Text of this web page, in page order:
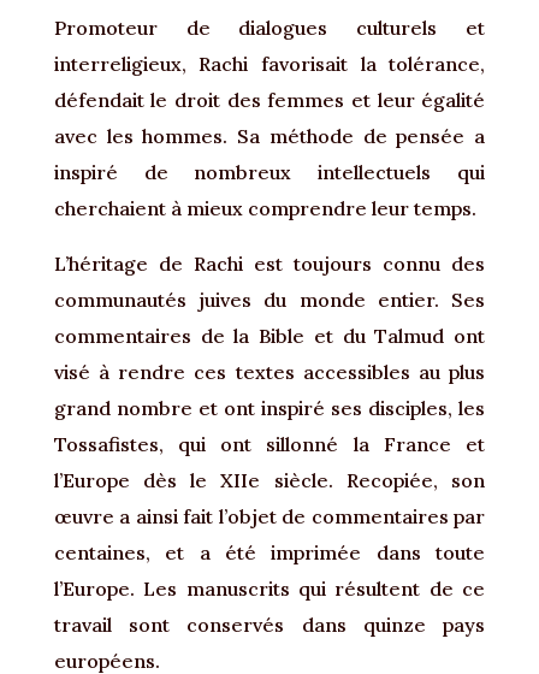
Promoteur de dialogues culturels et
interreligieux, Rachi favorisait la tolérance,
défendait le droit des femmes et leur égalité
avec les hommes. Sa méthode de pensée a
inspiré de nombreux intellectuels qui
cherchaient à mieux comprendre leur temps.
L’héritage de Rachi est toujours connu des
communautés juives du monde entier. Ses
commentaires de la Bible et du Talmud ont
visé à rendre ces textes accessibles au plus
grand nombre et ont inspiré ses disciples, les
Tossafistes, qui ont sillonné la France et
l’Europe dès le XIIe siècle. Recopiée, son
œuvre a ainsi fait l’objet de commentaires par
centaines, et a été imprimée dans toute
l’Europe. Les manuscrits qui résultent de ce
travail sont conservés dans quinze pays
européens.